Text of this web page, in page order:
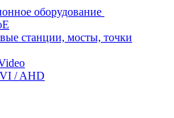
оборудование
станции, мосты, точки
/ AHD